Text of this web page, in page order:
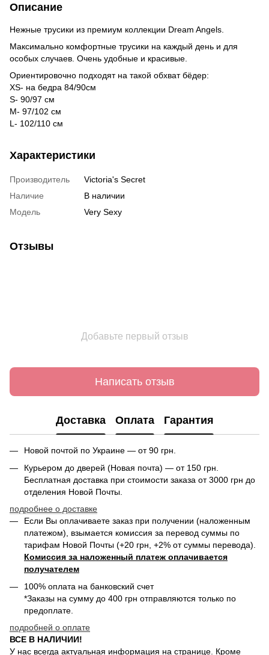
Описание
Нежные трусики из премиум коллекции Dream Angels.
Максимально комфортные трусики на каждый день и для
особых случаев. Очень удобные и красивые.
Ориентировочно подходят на такой обхват бёдер:
XS- на бедра 84/90см
S- 90/97 см
М- 97/102 см
L- 102/110 см
Характеристики
Производитель
Victoria's Secret
Наличие
В наличии
Модель
Very Sexy
Отзывы
Добавьте первый отзыв
Написать отзыв
Доставка Оплата Гарантия
Новой почтой по Украине — от 90 грн.
Курьером до дверей (Новая почта) — от 150 грн.
Бесплатная доставка при стоимости заказа от 3000 грн до
отделения Новой Почты.
подробнее о доставке
Если Вы оплачиваете заказ при получении (наложенным
платежом), взымается комиссия за перевод суммы по
тарифам Новой Почты (+20 грн, +2% от суммы перевода).
Комиссия за наложенный платеж оплачивается
получателем
100% оплата на банковский счет
*Заказы на сумму до 400 грн отправляются только по
предоплате.
подробней о оплате
ВСЕ В НАЛИЧИИ!
У нас всегда актуальная информация на странице. Кроме